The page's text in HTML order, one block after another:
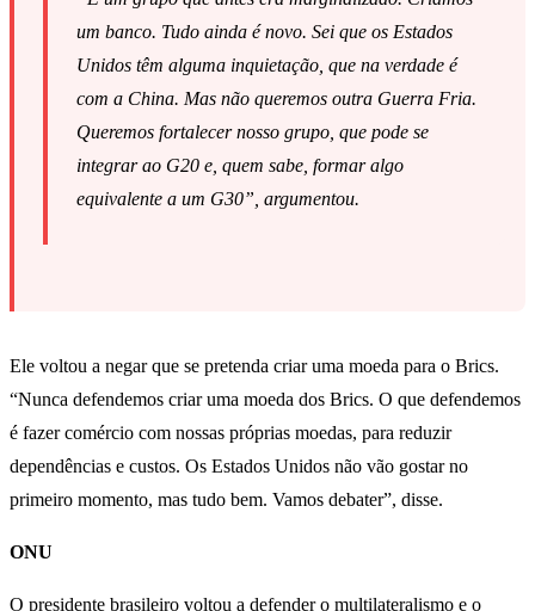
um banco. Tudo ainda é novo. Sei que os Estados
Unidos têm alguma inquietação, que na verdade é
com a China. Mas não queremos outra Guerra Fria.
Queremos fortalecer nosso grupo, que pode se
integrar ao G20 e, quem sabe, formar algo
equivalente a um G30”, argumentou.
Ele voltou a negar que se pretenda criar uma moeda para o Brics.
“Nunca defendemos criar uma moeda dos Brics. O que defendemos
é fazer comércio com nossas próprias moedas, para reduzir
dependências e custos. Os Estados Unidos não vão gostar no
primeiro momento, mas tudo bem. Vamos debater”, disse.
ONU
O presidente brasileiro voltou a defender o multilateralismo e o